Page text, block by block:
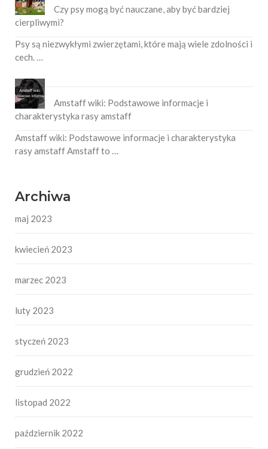
Czy psy mogą być nauczane, aby być bardziej
cierpliwymi?
Psy są niezwykłymi zwierzętami, które mają wiele zdolności i
cech. …
Amstaff wiki: Podstawowe informacje i
charakterystyka rasy amstaff
Amstaff wiki: Podstawowe informacje i charakterystyka
rasy amstaff Amstaff to …
Archiwa
maj 2023
kwiecień 2023
marzec 2023
luty 2023
styczeń 2023
grudzień 2022
listopad 2022
październik 2022